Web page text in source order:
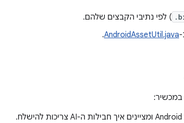
) לפי נתיבי הקבצים שלהם.
AndroidAssetUtil.java
.